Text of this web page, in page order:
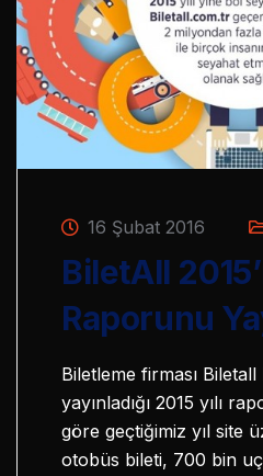
16 Şubat 2016
BiletAll
Raporunu
Biletleme firması
yayınladığı 2015 yılı
göre geçtiğimiz yıl site
otobüs bileti, 700 bin